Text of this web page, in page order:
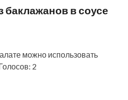
баклажанов в соусе
можно использовать
2